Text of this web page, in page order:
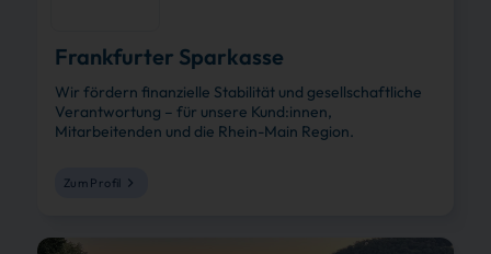
Frankfurter Sparkasse
Wir fördern finanzielle Stabilität und gesellschaftliche
Verantwortung – für unsere Kund:innen,
Mitarbeitenden und die Rhein-Main Region.
Zum Profil